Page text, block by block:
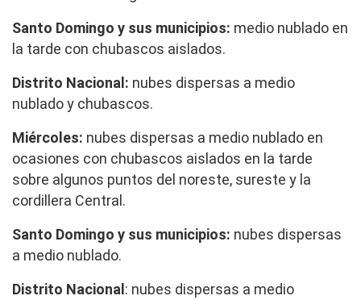
Santo Domingo y sus municipios: medio nublado en
la tarde con chubascos aislados.
Distrito Nacional: nubes dispersas a medio
nublado y chubascos.
Miércoles: nubes dispersas a medio nublado en
ocasiones con chubascos aislados en la tarde
sobre algunos puntos del noreste, sureste y la
cordillera Central.
Santo Domingo y sus municipios: nubes dispersas
a medio nublado.
Distrito Nacional: nubes dispersas a medio